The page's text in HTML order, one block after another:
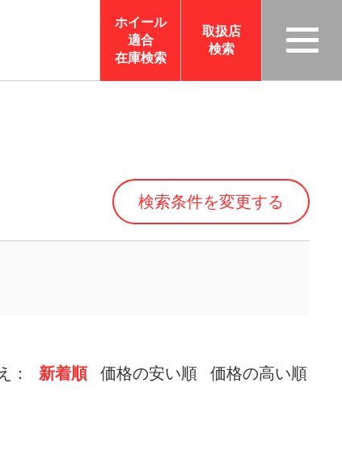
ホイール
適合
在庫検索
取扱店
検索
検索条件を変更する
： 新着順 価格の安い順 価格の高い順
TAS
CO
ON
サイ